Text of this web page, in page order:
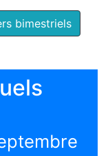
bimestriels